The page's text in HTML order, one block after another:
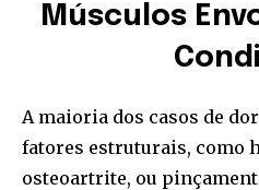
Músculos
A maioria dos casos de
fatores estruturais, como
osteoartrite, ou